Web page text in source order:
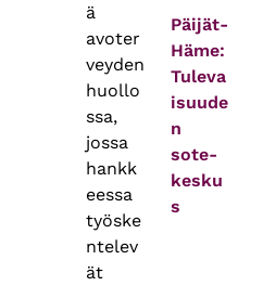
ä
avoter
veyden
huollo
ssa,
jossa
hankk
eessa
työske
ntelev
ät
Päijät-
Häme:
Tuleva
isuude
n
sote-
kesku
s